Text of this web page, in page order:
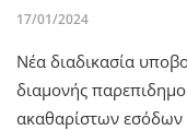
17/01/2024
Νέα διαδικασία
διαμονής
ακαθαρίστων εσόδων